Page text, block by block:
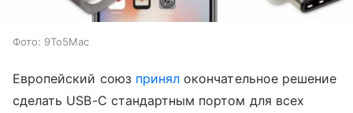
Фото: 9To5Mac
Европейский союз принял окончательное решение
сделать USB-C стандартным портом для всех